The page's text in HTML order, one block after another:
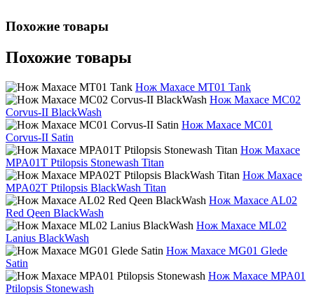
Похожие товары
Похожие товары
Нож Maxace MT01 Tank
Нож Maxace MC02
Corvus-II BlackWash
Нож Maxace MC01
Corvus-II Satin
Нож Maxace
MPA01T Ptilopsis Stonewash Titan
Нож Maxace
MPA02T Ptilopsis BlackWash Titan
Нож Maxace AL02
Red Qeen BlackWash
Нож Maxace ML02
Lanius BlackWash
Нож Maxace MG01 Glede
Satin
Нож Maxace MPA01
Ptilopsis Stonewash